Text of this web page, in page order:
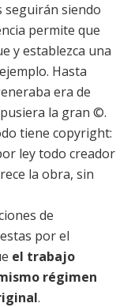
seguirán siendo
permite que
y establezca una
Hasta
era de
la gran ©.
tiene copyright:
ley todo creador
la obra, sin
de
por el
el trabajo
régimen
.